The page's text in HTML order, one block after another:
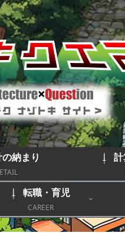
納まり
計
転職・育児
CAREER